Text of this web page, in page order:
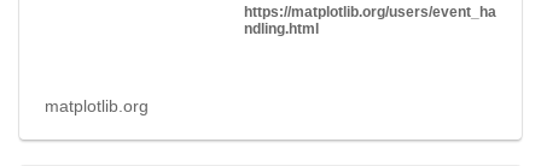
https://matplotlib.org/users/event_ha
ndling.html
matplotlib.org